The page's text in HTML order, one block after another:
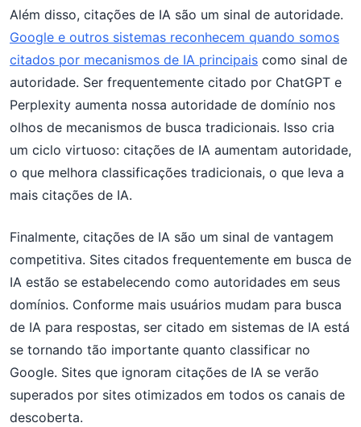
Além disso, citações de IA são um sinal de autoridade.
Google e outros sistemas reconhecem quando somos
citados por mecanismos de IA principais como sinal de
autoridade. Ser frequentemente citado por ChatGPT e
Perplexity aumenta nossa autoridade de domínio nos
olhos de mecanismos de busca tradicionais. Isso cria
um ciclo virtuoso: citações de IA aumentam autoridade,
o que melhora classificações tradicionais, o que leva a
mais citações de IA.
Finalmente, citações de IA são um sinal de vantagem
competitiva. Sites citados frequentemente em busca de
IA estão se estabelecendo como autoridades em seus
domínios. Conforme mais usuários mudam para busca
de IA para respostas, ser citado em sistemas de IA está
se tornando tão importante quanto classificar no
Google. Sites que ignoram citações de IA se verão
superados por sites otimizados em todos os canais de
descoberta.